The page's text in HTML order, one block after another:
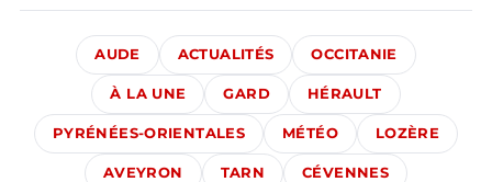
AUDE ACTUALITÉS OCCITANIE
À LA UNE GARD HÉRAULT
PYRÉNÉES-ORIENTALES MÉTÉO LOZÈRE
AVEYRON TARN CÉVENNES